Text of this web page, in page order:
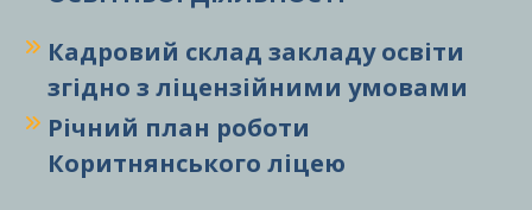
Кадровий склад закладу освіти
згідно з ліцензійними умовами
Річний план роботи
Коритнянського ліцею